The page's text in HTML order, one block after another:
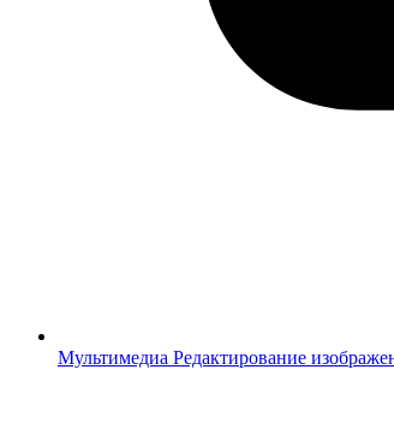
Мультимедиа Редактирование